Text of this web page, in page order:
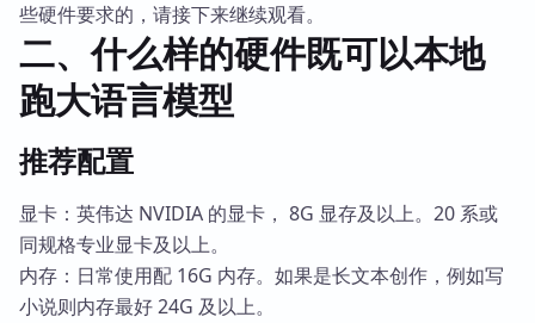
些硬件要求的，请接下来继续观看。
二、什么样的硬件既可以本地
跑大语言模型
推荐配置
显卡：英伟达 NVIDIA 的显卡， 8G 显存及以上。20 系或
同规格专业显卡及以上。
内存：日常使用配 16G 内存。如果是长文本创作，例如写
小说则内存最好 24G 及以上。